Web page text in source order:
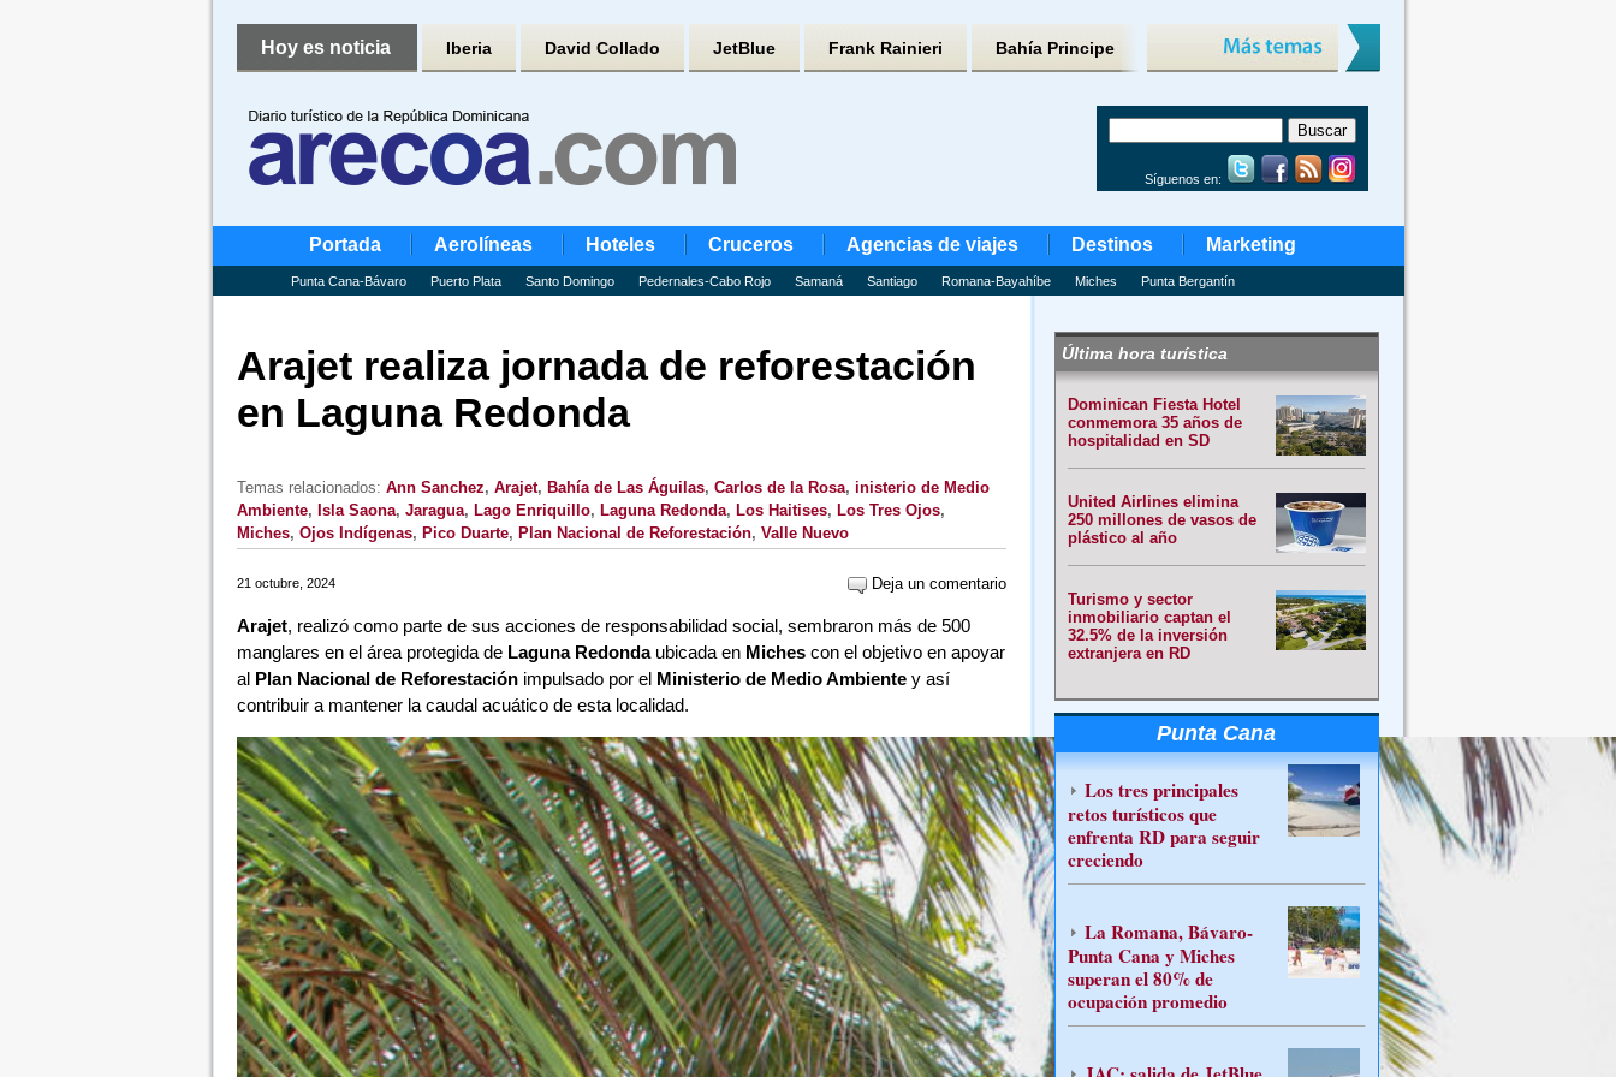
Hoy es noticia Iberia David Collado JetBlue Frank Rainieri Bahía Principe
Síguenos en:
Portada Aerolíneas Hoteles Cruceros Agencias de viajes Destinos Marketing
Punta Cana-Bávaro Puerto Plata Santo Domingo Pedernales-Cabo Rojo Samaná Santiago Romana-Bayahíbe Miches Punta Bergantín
Arajet realiza jornada de reforestación
en Laguna Redonda
Temas relacionados: Ann Sanchez, Arajet, Bahía de Las Águilas, Carlos de la Rosa, inisterio de Medio
Ambiente, Isla Saona, Jaragua, Lago Enriquillo, Laguna Redonda, Los Haitises, Los Tres Ojos,
Miches, Ojos Indígenas, Pico Duarte, Plan Nacional de Reforestación, Valle Nuevo
21 octubre, 2024 Deja un comentario
Arajet, realizó como parte de sus acciones de responsabilidad social, sembraron más de 500
manglares en el área protegida de Laguna Redondaubicada en Michescon el objetivo en apoyar
al Plan Nacional de Reforestaciónimpulsado por el Ministerio de Medio Ambientey así
contribuir a mantener la caudal acuático de esta localidad.
Última hora turística
Dominican Fiesta Hotel
conmemora 35 años de
hospitalidad en SD
United Airlines elimina
250 millones de vasos de
plástico al año
Turismo y sector
inmobiliario captan el
32.5% de la inversión
extranjera en RD
Punta Cana
Los tres principales
retos turísticos que
enfrenta RD para seguir
creciendo
La Romana, Bávaro-
Punta Cana y Miches
superan el 80% de
ocupación promedio